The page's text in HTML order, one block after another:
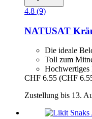
4.8 (9)
NATUSAT
Die ideale
Toll zum
Hochwertiges
CHF 6.55 (CHF
Zustellung bis 13.